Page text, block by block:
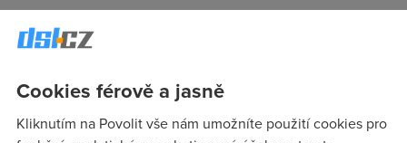
mezi velice oblíbené způsoby připojení k celosvětové sítí.
(stahování dat i nahrávání; download, upload), nízké odezvy
a vysoká spolehlivost.
Zobrazit celý návod
Cookies férově a jasně
Kliknutím na Povolit vše nám umožníte použití cookies pro